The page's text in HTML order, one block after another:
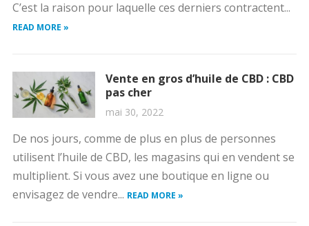
C’est la raison pour laquelle ces derniers contractent...
READ MORE »
Vente en gros d’huile de CBD : CBD
pas cher
mai 30, 2022
De nos jours, comme de plus en plus de personnes
utilisent l’huile de CBD, les magasins qui en vendent se
multiplient. Si vous avez une boutique en ligne ou
envisagez de vendre... READ MORE »